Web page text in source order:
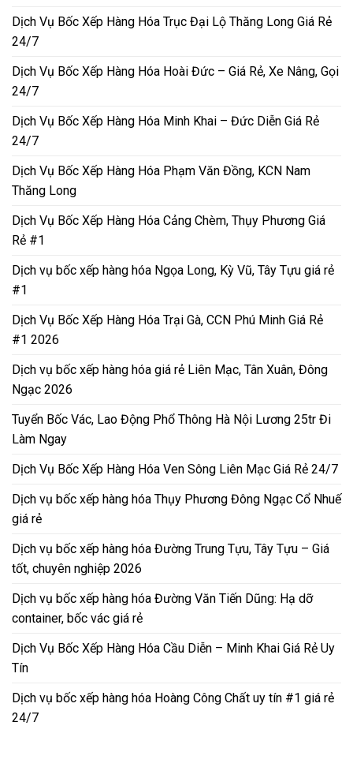
Dịch Vụ Bốc Xếp Hàng Hóa Trục Đại Lộ Thăng Long Giá Rẻ
24/7
Dịch Vụ Bốc Xếp Hàng Hóa Hoài Đức – Giá Rẻ, Xe Nâng, Gọi
24/7
Dịch Vụ Bốc Xếp Hàng Hóa Minh Khai – Đức Diễn Giá Rẻ
24/7
Dịch Vụ Bốc Xếp Hàng Hóa Phạm Văn Đồng, KCN Nam
Thăng Long
Dịch Vụ Bốc Xếp Hàng Hóa Cảng Chèm, Thụy Phương Giá
Rẻ #1
Dịch vụ bốc xếp hàng hóa Ngọa Long, Kỳ Vũ, Tây Tựu giá rẻ
#1
Dịch Vụ Bốc Xếp Hàng Hóa Trại Gà, CCN Phú Minh Giá Rẻ
#1 2026
Dịch vụ bốc xếp hàng hóa giá rẻ Liên Mạc, Tân Xuân, Đông
Ngạc 2026
Tuyển Bốc Vác, Lao Động Phổ Thông Hà Nội Lương 25tr Đi
Làm Ngay
Dịch Vụ Bốc Xếp Hàng Hóa Ven Sông Liên Mạc Giá Rẻ 24/7
Dịch vụ bốc xếp hàng hóa Thụy Phương Đông Ngạc Cổ Nhuế
giá rẻ
Dịch vụ bốc xếp hàng hóa Đường Trung Tựu, Tây Tựu – Giá
tốt, chuyên nghiệp 2026
Dịch vụ bốc xếp hàng hóa Đường Văn Tiến Dũng: Hạ dỡ
container, bốc vác giá rẻ
Dịch Vụ Bốc Xếp Hàng Hóa Cầu Diễn – Minh Khai Giá Rẻ Uy
Tín
Dịch vụ bốc xếp hàng hóa Hoàng Công Chất uy tín #1 giá rẻ
24/7